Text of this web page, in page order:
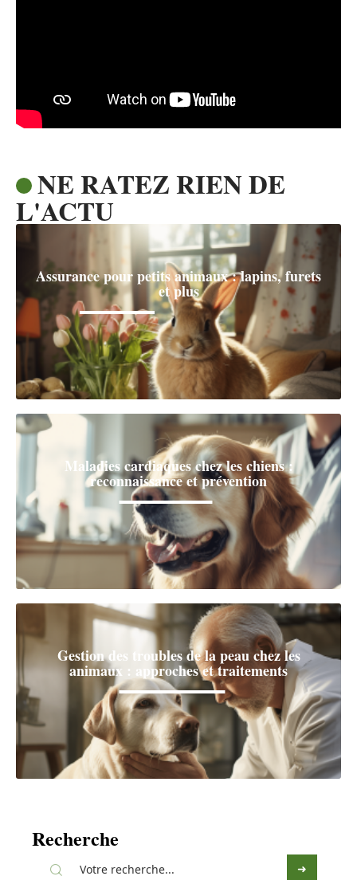
NE RATEZ RIEN DE
L'ACTU
Assurance pour petits animaux : lapins, furets
et plus
Maladies cardiaques chez les chiens :
reconnaissance et prévention
Gestion des troubles de la peau chez les
animaux : approches et traitements
Recherche